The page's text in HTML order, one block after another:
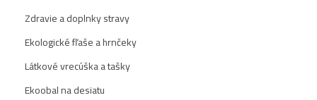
Zdravie a doplnky stravy
Ekologické fľaše a hrnčeky
Látkové vrecúška a tašky
Ekoobal na desiatu